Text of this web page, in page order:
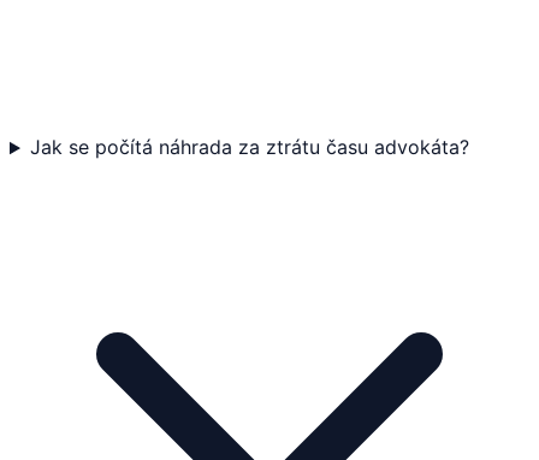
Jak se počítá náhrada za ztrátu času advokáta?